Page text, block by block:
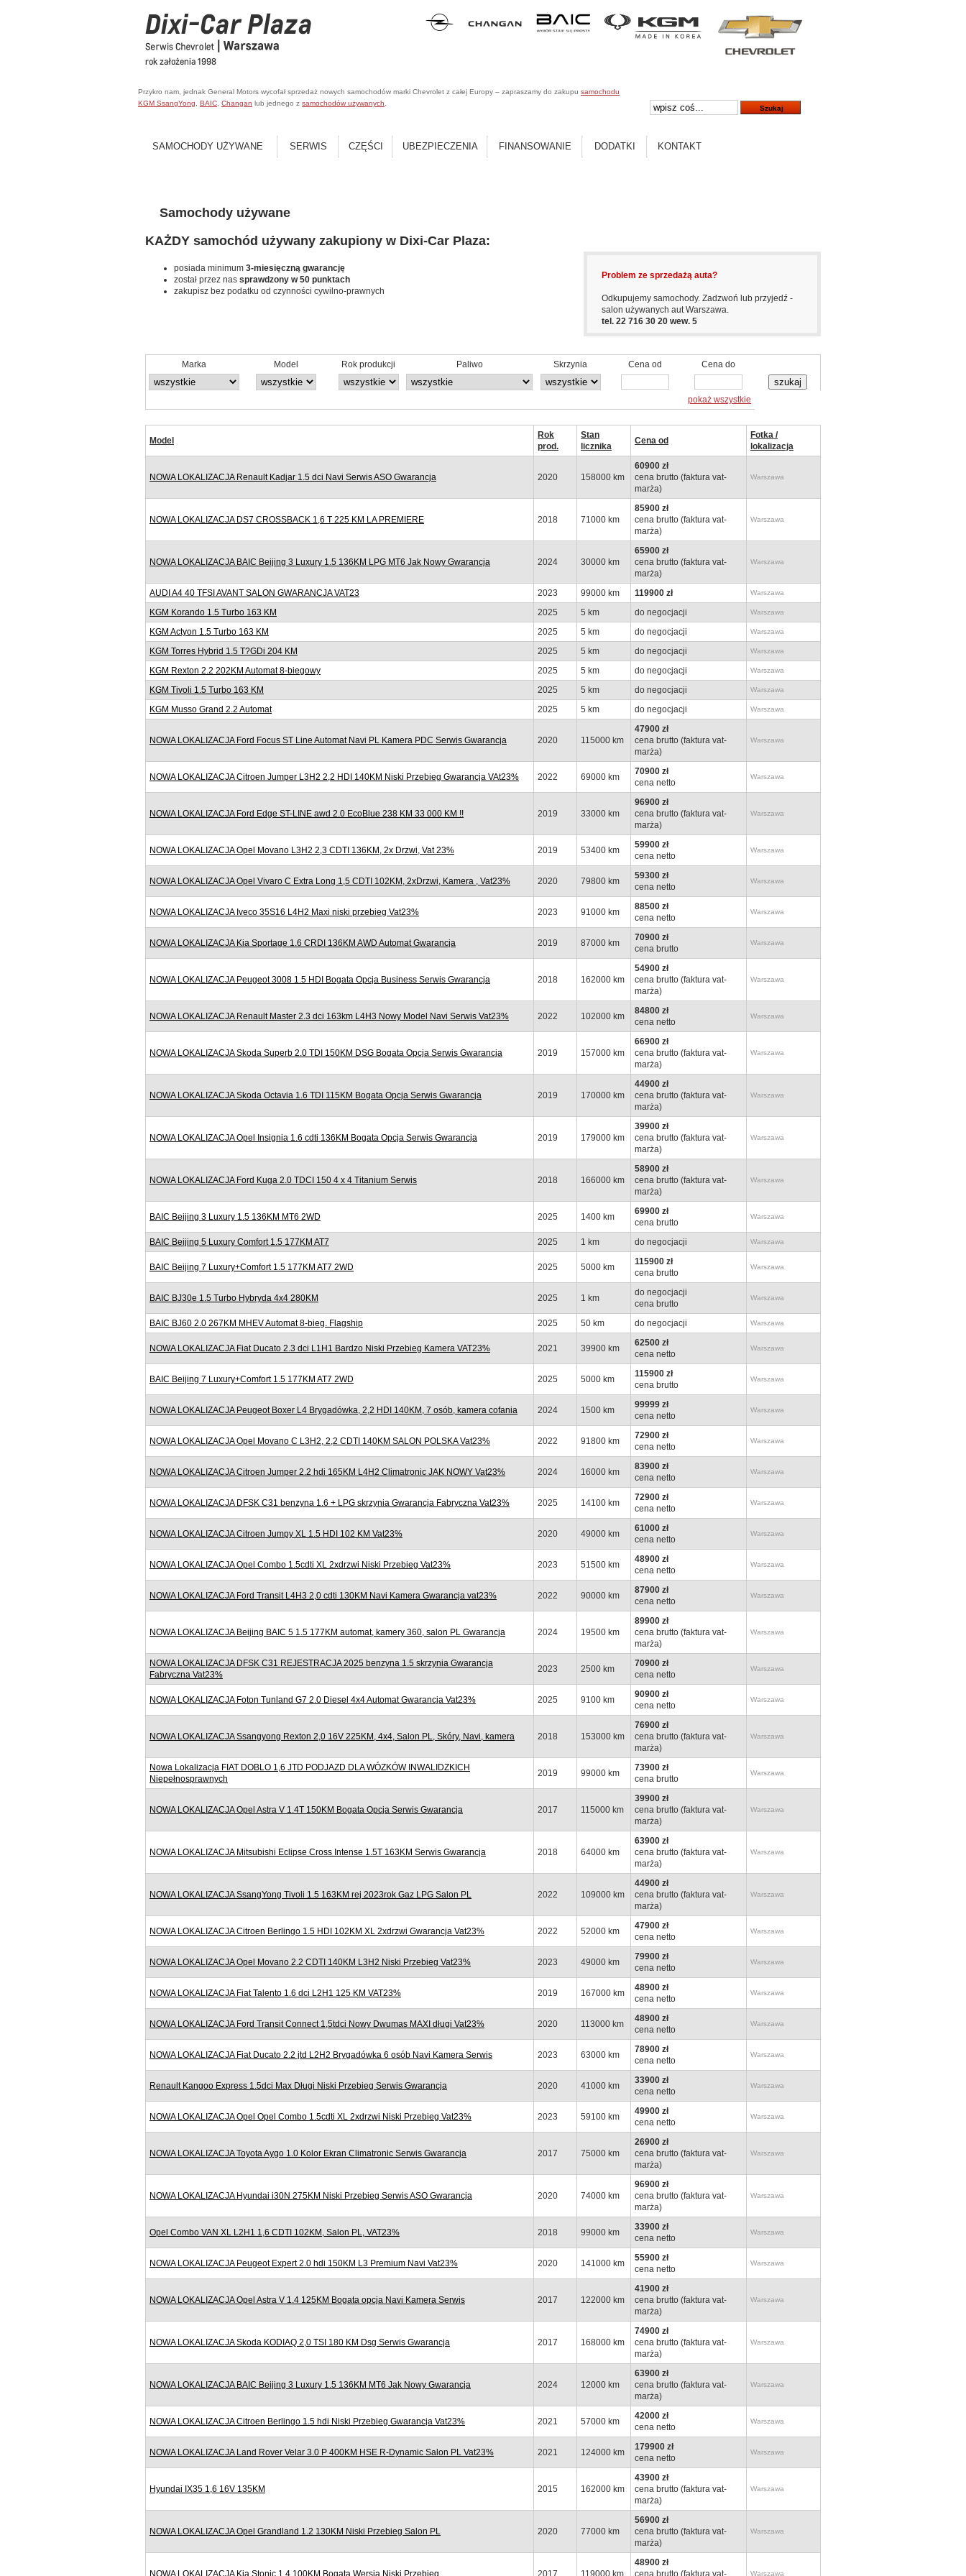
Przykro nam, jednak General Motors wycofał sprzedaż nowych samochodów marki Chevrolet z całej Europy – zapraszamy do zakupu samochodu
KGM SsangYong
BAIC Changan lub jednego z samochodów używanych
SAMOCHODY UŻYWANE SERWIS CZĘŚCI UBEZPIECZENIA FINANSOWANIE DODATKI KONTAKT
Samochody używane
Problem ze sprzedażą auta?
Odkupujemy samochody. Zadzwoń lub przyjedź -
salon używanych aut Warszawa.
tel. 22 716 30 20 wew. 5
KAŻDY samochód używany zakupiony w Dixi-Car Plaza:
posiada minimum 3-miesięczną gwarancję
został przez nas sprawdzony w 50 punktach
zakupisz bez podatku od czynności cywilno-prawnych
Marka Model Rok produkcji Paliwo Skrzynia Cena od Cena do
pokaż wszystkie
Model
Rok
prod.
Stan
licznika
Cena od
Fotka /
lokalizacja
NOWA LOKALIZACJA Renault Kadjar 1.5 dci Navi Serwis ASO Gwarancja 2020 158000 km
60900 zł
cena brutto (faktura vat-
marża)
Warszawa
NOWA LOKALIZACJA DS7 CROSSBACK 1,6 T 225 KM LA PREMIERE 2018 71000 km
85900 zł
cena brutto (faktura vat-
marża)
Warszawa
NOWA LOKALIZACJA BAIC Beijing 3 Luxury 1.5 136KM LPG MT6 Jak Nowy Gwarancja 2024 30000 km
65900 zł
cena brutto (faktura vat-
marża)
Warszawa
AUDI A4 40 TFSI AVANT SALON GWARANCJA VAT23 2023 99000 km 119900 zł Warszawa
KGM Korando 1.5 Turbo 163 KM 2025 5 km do negocjacji Warszawa
KGM Actyon 1.5 Turbo 163 KM 2025 5 km do negocjacji Warszawa
KGM Torres Hybrid 1.5 T?GDi 204 KM 2025 5 km do negocjacji Warszawa
KGM Rexton 2.2 202KM Automat 8-biegowy 2025 5 km do negocjacji Warszawa
KGM Tivoli 1.5 Turbo 163 KM 2025 5 km do negocjacji Warszawa
KGM Musso Grand 2.2 Automat 2025 5 km do negocjacji Warszawa
NOWA LOKALIZACJA Ford Focus ST Line Automat Navi PL Kamera PDC Serwis Gwarancja 2020 115000 km
47900 zł
cena brutto (faktura vat-
marża)
Warszawa
NOWA LOKALIZACJA Citroen Jumper L3H2 2,2 HDI 140KM Niski Przebieg Gwarancja VAt23% 2022 69000 km
70900 zł
cena netto
Warszawa
NOWA LOKALIZACJA Ford Edge ST-LINE awd 2.0 EcoBlue 238 KM 33 000 KM !! 2019 33000 km
96900 zł
cena brutto (faktura vat-
marża)
Warszawa
NOWA LOKALIZACJA Opel Movano L3H2 2,3 CDTI 136KM, 2x Drzwi, Vat 23% 2019 53400 km
59900 zł
cena netto
Warszawa
NOWA LOKALIZACJA Opel Vivaro C Extra Long 1,5 CDTI 102KM, 2xDrzwi, Kamera , Vat23% 2020 79800 km
59300 zł
cena netto
Warszawa
NOWA LOKALIZACJA Iveco 35S16 L4H2 Maxi niski przebieg Vat23% 2023 91000 km
88500 zł
cena netto
Warszawa
NOWA LOKALIZACJA Kia Sportage 1.6 CRDI 136KM AWD Automat Gwarancja 2019 87000 km
70900 zł
cena brutto
Warszawa
NOWA LOKALIZACJA Peugeot 3008 1.5 HDI Bogata Opcja Business Serwis Gwarancja 2018 162000 km
54900 zł
cena brutto (faktura vat-
marża)
Warszawa
NOWA LOKALIZACJA Renault Master 2.3 dci 163km L4H3 Nowy Model Navi Serwis Vat23% 2022 102000 km
84800 zł
cena netto
Warszawa
NOWA LOKALIZACJA Skoda Superb 2.0 TDI 150KM DSG Bogata Opcja Serwis Gwarancja 2019 157000 km
66900 zł
cena brutto (faktura vat-
marża)
Warszawa
NOWA LOKALIZACJA Skoda Octavia 1.6 TDI 115KM Bogata Opcja Serwis Gwarancja 2019 170000 km
44900 zł
cena brutto (faktura vat-
marża)
Warszawa
NOWA LOKALIZACJA Opel Insignia 1.6 cdti 136KM Bogata Opcja Serwis Gwarancja 2019 179000 km
39900 zł
cena brutto (faktura vat-
marża)
Warszawa
NOWA LOKALIZACJA Ford Kuga 2.0 TDCI 150 4 x 4 Titanium Serwis 2018 166000 km
58900 zł
cena brutto (faktura vat-
marża)
Warszawa
BAIC Beijing 3 Luxury 1.5 136KM MT6 2WD 2025 1400 km
69900 zł
cena brutto
Warszawa
BAIC Beijing 5 Luxury Comfort 1.5 177KM AT7 2025 1 km do negocjacji Warszawa
BAIC Beijing 7 Luxury+Comfort 1.5 177KM AT7 2WD 2025 5000 km
115900 zł
cena brutto
Warszawa
BAIC BJ30e 1.5 Turbo Hybryda 4x4 280KM 2025 1 km
do negocjacji
cena brutto
Warszawa
BAIC BJ60 2.0 267KM MHEV Automat 8-bieg. Flagship 2025 50 km do negocjacji Warszawa
NOWA LOKALIZACJA Fiat Ducato 2.3 dci L1H1 Bardzo Niski Przebieg Kamera VAT23% 2021 39900 km
62500 zł
cena netto
Warszawa
BAIC Beijing 7 Luxury+Comfort 1.5 177KM AT7 2WD 2025 5000 km
115900 zł
cena brutto
Warszawa
NOWA LOKALIZACJA Peugeot Boxer L4 Brygadówka, 2,2 HDI 140KM, 7 osób, kamera cofania 2024 1500 km
99999 zł
cena netto
Warszawa
NOWA LOKALIZACJA Opel Movano C L3H2, 2,2 CDTI 140KM SALON POLSKA Vat23% 2022 91800 km
72900 zł
cena netto
Warszawa
NOWA LOKALIZACJA Citroen Jumper 2.2 hdi 165KM L4H2 Climatronic JAK NOWY Vat23% 2024 16000 km
83900 zł
cena netto
Warszawa
NOWA LOKALIZACJA DFSK C31 benzyna 1.6 + LPG skrzynia Gwarancja Fabryczna Vat23% 2025 14100 km
72900 zł
cena netto
Warszawa
NOWA LOKALIZACJA Citroen Jumpy XL 1.5 HDI 102 KM Vat23% 2020 49000 km
61000 zł
cena netto
Warszawa
NOWA LOKALIZACJA Opel Combo 1.5cdti XL 2xdrzwi Niski Przebieg Vat23% 2023 51500 km
48900 zł
cena netto
Warszawa
NOWA LOKALIZACJA Ford Transit L4H3 2,0 cdti 130KM Navi Kamera Gwarancja vat23% 2022 90000 km
87900 zł
cena netto
Warszawa
NOWA LOKALIZACJA Beijing BAIC 5 1.5 177KM automat, kamery 360, salon PL Gwarancja 2024 19500 km
89900 zł
cena brutto (faktura vat-
marża)
Warszawa
NOWA LOKALIZACJA DFSK C31 REJESTRACJA 2025 benzyna 1.5 skrzynia Gwarancja
Fabryczna Vat23%
2023 2500 km
70900 zł
cena netto
Warszawa
NOWA LOKALIZACJA Foton Tunland G7 2.0 Diesel 4x4 Automat Gwarancja Vat23% 2025 9100 km
90900 zł
cena netto
Warszawa
NOWA LOKALIZACJA Ssangyong Rexton 2,0 16V 225KM, 4x4, Salon PL, Skóry, Navi, kamera 2018 153000 km
76900 zł
cena brutto (faktura vat-
marża)
Warszawa
Nowa Lokalizacja FIAT DOBLO 1,6 JTD PODJAZD DLA WÓZKÓW INWALIDZKICH
Niepełnosprawnych
2019 99000 km
73900 zł
cena brutto
Warszawa
NOWA LOKALIZACJA Opel Astra V 1.4T 150KM Bogata Opcja Serwis Gwarancja 2017 115000 km
39900 zł
cena brutto (faktura vat-
marża)
Warszawa
NOWA LOKALIZACJA Mitsubishi Eclipse Cross Intense 1.5T 163KM Serwis Gwarancja 2018 64000 km
63900 zł
cena brutto (faktura vat-
marża)
Warszawa
NOWA LOKALIZACJA SsangYong Tivoli 1.5 163KM rej 2023rok Gaz LPG Salon PL 2022 109000 km
44900 zł
cena brutto (faktura vat-
marża)
Warszawa
NOWA LOKALIZACJA Citroen Berlingo 1.5 HDI 102KM XL 2xdrzwi Gwarancja Vat23% 2022 52000 km
47900 zł
cena netto
Warszawa
NOWA LOKALIZACJA Opel Movano 2.2 CDTI 140KM L3H2 Niski Przebieg Vat23% 2023 49000 km
79900 zł
cena netto
Warszawa
NOWA LOKALIZACJA Fiat Talento 1.6 dci L2H1 125 KM VAT23% 2019 167000 km
48900 zł
cena netto
Warszawa
NOWA LOKALIZACJA Ford Transit Connect 1,5tdci Nowy Dwumas MAXI długi Vat23% 2020 113000 km
48900 zł
cena netto
Warszawa
NOWA LOKALIZACJA Fiat Ducato 2.2 jtd L2H2 Brygadówka 6 osób Navi Kamera Serwis 2023 63000 km
78900 zł
cena netto
Warszawa
Renault Kangoo Express 1.5dci Max Długi Niski Przebieg Serwis Gwarancja 2020 41000 km
33900 zł
cena netto
Warszawa
NOWA LOKALIZACJA Opel Opel Combo 1.5cdti XL 2xdrzwi Niski Przebieg Vat23% 2023 59100 km
49900 zł
cena netto
Warszawa
NOWA LOKALIZACJA Toyota Aygo 1.0 Kolor Ekran Climatronic Serwis Gwarancja 2017 75000 km
26900 zł
cena brutto (faktura vat-
marża)
Warszawa
NOWA LOKALIZACJA Hyundai i30N 275KM Niski Przebieg Serwis ASO Gwarancja 2020 74000 km
96900 zł
cena brutto (faktura vat-
marża)
Warszawa
Opel Combo VAN XL L2H1 1,6 CDTI 102KM, Salon PL, VAT23% 2018 99000 km
33900 zł
cena netto
Warszawa
NOWA LOKALIZACJA Peugeot Expert 2.0 hdi 150KM L3 Premium Navi Vat23% 2020 141000 km
55900 zł
cena netto
Warszawa
NOWA LOKALIZACJA Opel Astra V 1.4 125KM Bogata opcja Navi Kamera Serwis 2017 122000 km
41900 zł
cena brutto (faktura vat-
marża)
Warszawa
NOWA LOKALIZACJA Skoda KODIAQ 2,0 TSI 180 KM Dsg Serwis Gwarancja 2017 168000 km
74900 zł
cena brutto (faktura vat-
marża)
Warszawa
NOWA LOKALIZACJA BAIC Beijing 3 Luxury 1.5 136KM MT6 Jak Nowy Gwarancja 2024 12000 km
63900 zł
cena brutto (faktura vat-
marża)
Warszawa
NOWA LOKALIZACJA Citroen Berlingo 1.5 hdi Niski Przebieg Gwarancja Vat23% 2021 57000 km
42000 zł
cena netto
Warszawa
NOWA LOKALIZACJA Land Rover Velar 3.0 P 400KM HSE R-Dynamic Salon PL Vat23% 2021 124000 km
179900 zł
cena netto
Warszawa
Hyundai IX35 1,6 16V 135KM 2015 162000 km
43900 zł
cena brutto (faktura vat-
marża)
Warszawa
NOWA LOKALIZACJA Opel Grandland 1.2 130KM Niski Przebieg Salon PL 2020 77000 km
56900 zł
cena brutto (faktura vat-
marża)
Warszawa
NOWA LOKALIZACJA Kia Stonic 1.4 100KM Bogata Wersja Niski Przebieg 2017 119000 km
48900 zł
cena brutto (faktura vat-
Warszawa